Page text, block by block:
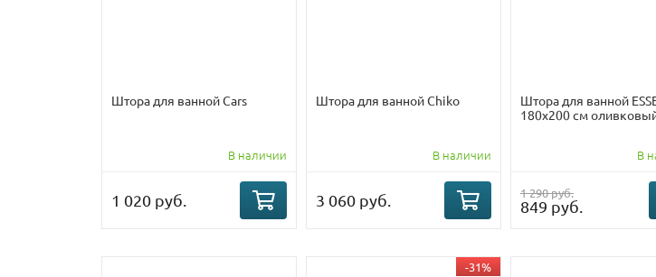
Штора для ванной Cars
В наличии
1 020 руб.
Штора для ванной Chiko
В наличии
3 060 руб.
Штора для ванной
180х200 см
В
1 290 руб.
849 руб.
-31%